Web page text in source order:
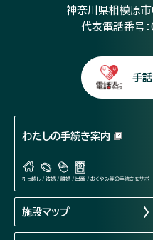
神奈川県相模原
代表電話番
手
わたしの手続き案内
引っ越し / 結婚 / 離婚 / 出産 / おくやみ等の手続きをサポー
施設マップ